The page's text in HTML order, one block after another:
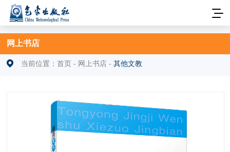
网上书店
当前位置：首页 - 网上书店 -其他文教